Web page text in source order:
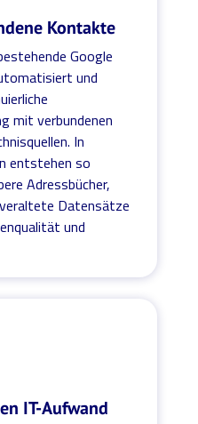
Kontakte
Google
und
mit verbundenen
In
entstehen so
Adressbücher,
Datensätze
und
IT-Aufwand